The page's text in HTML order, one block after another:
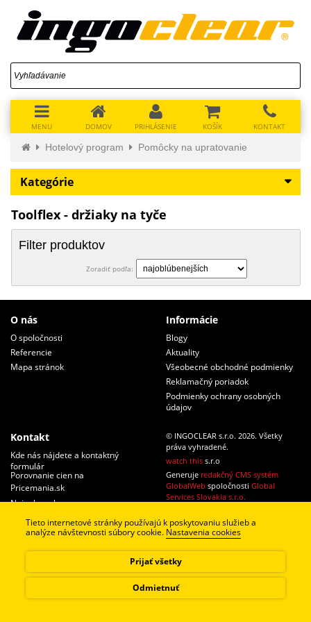
MENU DOMOV PRIHLÁSENIE KOŠÍK KONTAKT
Hotelový program Pomôcky na upratovanie
Kategórie
Toolflex - držiaky na tyče
Filter produktov
Zoradiť podľa:
O nás
O spoločnosti
Referencie
Mapa stránok
Informácie
Blogy
Aktuality
Všeobecné obchodné podmienky
Reklamačný poriadok
Podmienky ochrany osobných
údajov
Kontakt
Kde nás nájdete a kontaktný
formulár
© INGOCLEAR s.r.o. 2026. Všetky
práva vyhradené.
watch this s.r.o
Generuje redakčný CMS systém
GlobalWeb spoločnosti Global
Services Slovakia s.r.o.
Porovnanie cien na
Pricemania.sk
Najnakup.sk
Tieto internetové stránky používajú k poskytovaniu služieb a
analýze návštevnosti súbory cookie. Nastavenia cookies
Prijať všetky
Odmietnuť